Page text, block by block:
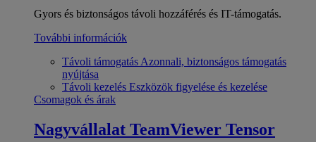
Gyors és biztonságos távoli hozzáférés és IT-támogatás.
További információk
Távoli támogatás Azonnali, biztonságos támogatás
nyújtása
Távoli kezelés Eszközök figyelése és kezelése
Csomagok és árak
Nagyvállalat TeamViewer Tensor